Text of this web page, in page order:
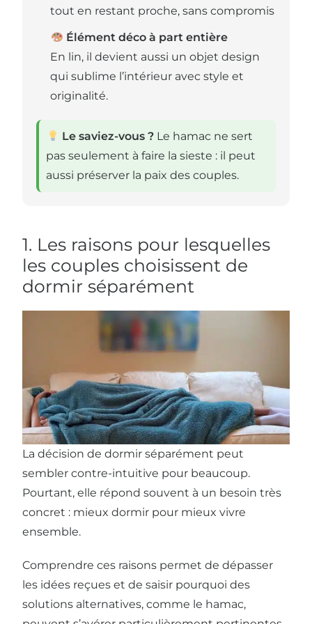
tout en restant proche, sans compromis
Élément déco à part entière
En lin, il devient aussi un objet design
qui sublime l’intérieur avec style et
originalité.
Le saviez-vous ?Le hamac ne sert
pas seulement à faire la sieste : il peut
aussi préserver la paix des couples.
1. Les raisons pour lesquelles
les couples choisissent de
dormir séparément
La décision de dormir séparément peut
sembler contre-intuitive pour beaucoup.
Pourtant, elle répond souvent à un besoin très
concret : mieux dormir pour mieux vivre
ensemble.
Comprendre ces raisons permet de dépasser
les idées reçues et de saisir pourquoi des
solutions alternatives, comme le hamac,